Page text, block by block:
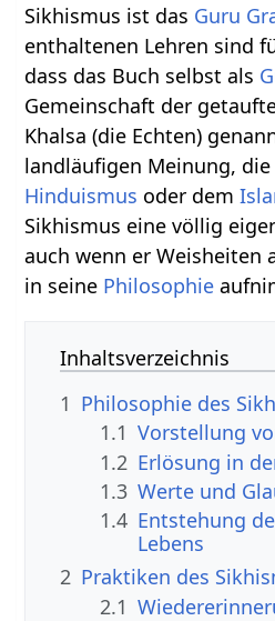
Sikhismus ist das Guru
enthaltenen Lehren sind
dass das Buch selbst als
Gemeinschaft der
Khalsa (die Echten)
landläufigen Meinung,
Hinduismus oder dem
Sikhismus eine völlig
auch wenn er Weisheiten
in seine Philosophie
Inhaltsverzeichnis
1 Philosophie des
1.1 Vorstellung
1.2 Erlösung in
1.3 Werte und
1.4 Entstehung
Lebens
2 Praktiken des
2.1